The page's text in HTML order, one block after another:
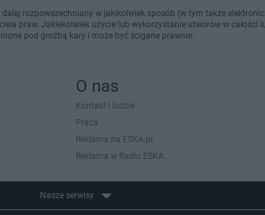
rozpowszechniany w jakikolwiek sposób (w tym także
praw. Jakiekolwiek użycie lub wykorzystanie utworów w całości
pod groźbą kary i może być ścigane prawnie.
O nas
Kontakt i ludzie
Praca
Reklama na ESKA.pl
Reklama w Radiu ESKA
Nasze serwisy